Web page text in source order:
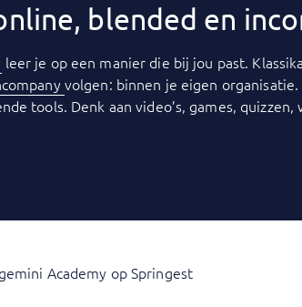
blended en
leer je op een manier die bij jou past.
volgen: binnen je eigen
tools. Denk aan video’s, games,
Academy op Springest